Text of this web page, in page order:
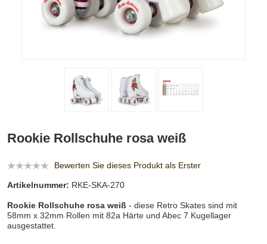
Rookie Rollschuhe rosa weiß
Bewerten Sie dieses Produkt als Erster
Artikelnummer: RKE-SKA-270
Rookie Rollschuhe rosa weiß - diese Retro Skates sind mit
58mm x 32mm Rollen mit 82a Härte und Abec 7 Kugellager
ausgestattet.